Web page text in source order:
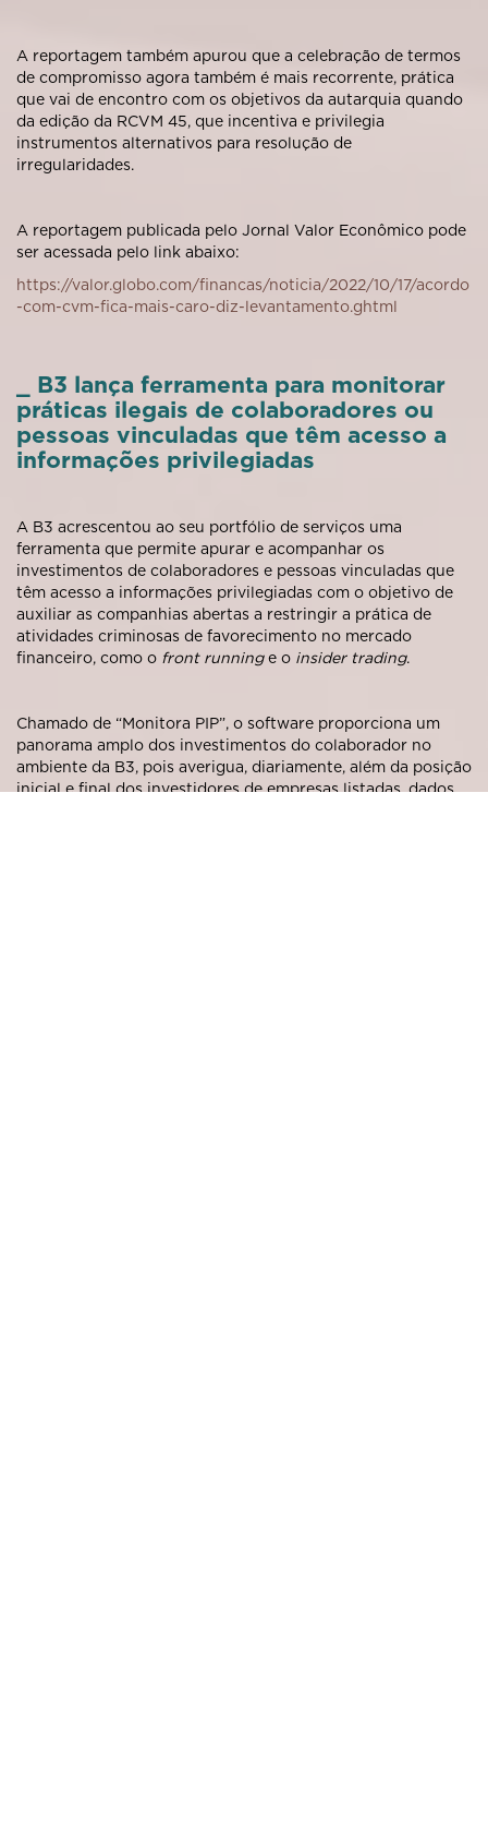
A reportagem também apurou que a celebração de termos
de compromisso agora também é mais recorrente, prática
que vai de encontro com os objetivos da autarquia quando
da edição da RCVM 45, que incentiva e privilegia
instrumentos alternativos para resolução de
irregularidades.
A reportagem publicada pelo Jornal Valor Econômico pode
ser acessada pelo link abaixo:
https://valor.globo.com/financas/noticia/2022/10/17/acordo
-com-cvm-fica-mais-caro-diz-levantamento.ghtml
_ B3 lança ferramenta para monitorar
práticas ilegais de colaboradores ou
pessoas vinculadas que têm acesso a
informações privilegiadas
A B3 acrescentou ao seu portfólio de serviços uma
ferramenta que permite apurar e acompanhar os
investimentos de colaboradores e pessoas vinculadas que
têm acesso a informações privilegiadas com o objetivo de
auxiliar as companhias abertas a restringir a prática de
atividades criminosas de favorecimento no mercado
financeiro, como o front runninge o insider trading.
Chamado de “Monitora PIP”, o software proporciona um
panorama amplo dos investimentos do colaborador no
ambiente da B3, pois averigua, diariamente, além da posição
inicial e final dos investidores de empresas listadas, dados